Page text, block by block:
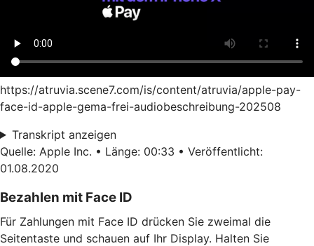
https://atruvia.scene7.com/is/content/atruvia/apple-pay-
face-id-apple-gema-frei-audiobeschreibung-202508
Transkript anzeigen
Quelle: Apple Inc. • Länge: 00:33 • Veröffentlicht:
01.08.2020
Bezahlen mit Face ID
Für Zahlungen mit Face ID drücken Sie zweimal die
Seitentaste und schauen auf Ihr Display. Halten Sie